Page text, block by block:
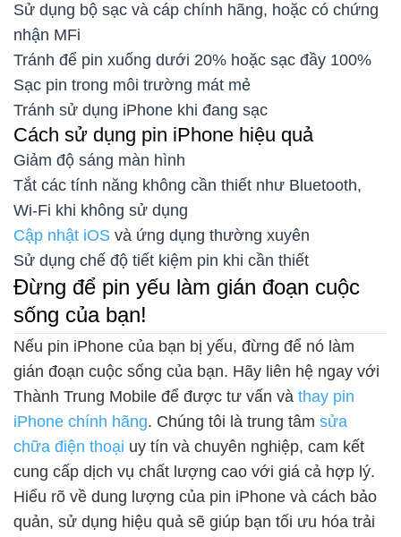
Sử dụng bộ sạc và cáp chính hãng, hoặc có chứng
nhận MFi
Tránh để pin xuống dưới 20% hoặc sạc đầy 100%
Sạc pin trong môi trường mát mẻ
Tránh sử dụng iPhone khi đang sạc
Cách sử dụng pin iPhone hiệu quả
Giảm độ sáng màn hình
Tắt các tính năng không cần thiết như Bluetooth,
Wi-Fi khi không sử dụng
Cập nhật iOS và ứng dụng thường xuyên
Sử dụng chế độ tiết kiệm pin khi cần thiết
Đừng để pin yếu làm gián đoạn cuộc
sống của bạn!
Nếu pin iPhone của bạn bị yếu, đừng để nó làm
gián đoạn cuộc sống của bạn. Hãy liên hệ ngay với
Thành Trung Mobile để được tư vấn và thay pin
iPhone chính hãng. Chúng tôi là trung tâm sửa
chữa điện thoại uy tín và chuyên nghiệp, cam kết
cung cấp dịch vụ chất lượng cao với giá cả hợp lý.
Hiểu rõ về dung lượng của pin iPhone và cách bảo
quản, sử dụng hiệu quả sẽ giúp bạn tối ưu hóa trải